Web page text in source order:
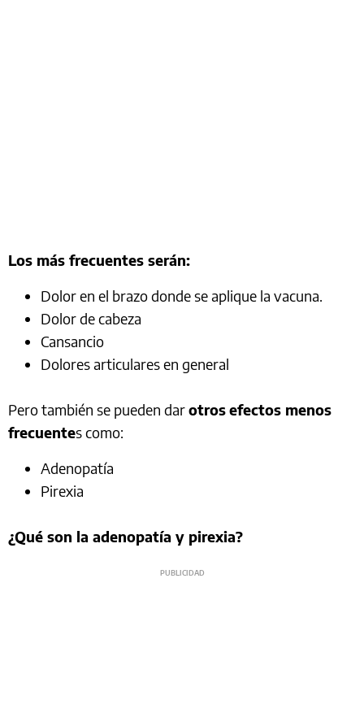
Los más frecuentes serán:
Dolor en el brazo donde se aplique la vacuna.
Dolor de cabeza
Cansancio
Dolores articulares en general
Pero también se pueden darotrosefectos menos
frecuentes como:
Adenopatía
Pirexia
¿Qué son la adenopatía y pirexia?